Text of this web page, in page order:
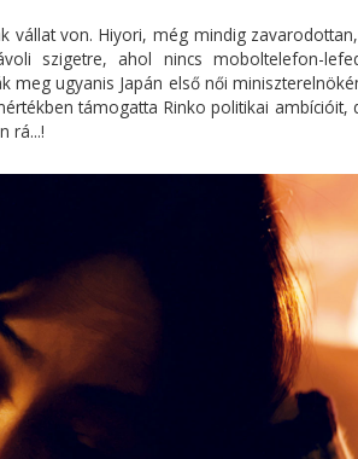
vállat von. Hiyori, még mindig
szigetre, ahol nincs moboltelefon-
meg ugyanis Japán első női
támogatta Rinko politikai ambícióit,
rá...!